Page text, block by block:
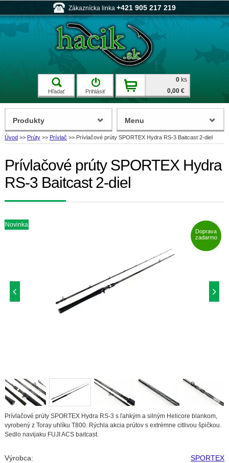
Zákaznícka linka +421 905 217 219
Hľadať Prihlásiť
0 ks
0,00 €
Úvod >> Prúty >> Prívlač >> Prívlačové prúty SPORTEX Hydra RS-3 Baitcast 2-diel
Prívlačové prúty SPORTEX Hydra
RS-3 Baitcast 2-diel
Doprava
zadarmo
Novinka
Prívlačové prúty SPORTEX Hydra RS-3 s ľahkým a silným Helicore blankom,
vyrobený z Toray uhlíku T800. Rýchla akcia prútov s extrémne citlivou špičkou.
Sedlo navijaku FUJI ACS baitcast.
Výrobca: SPORTEX
Produkty Menu